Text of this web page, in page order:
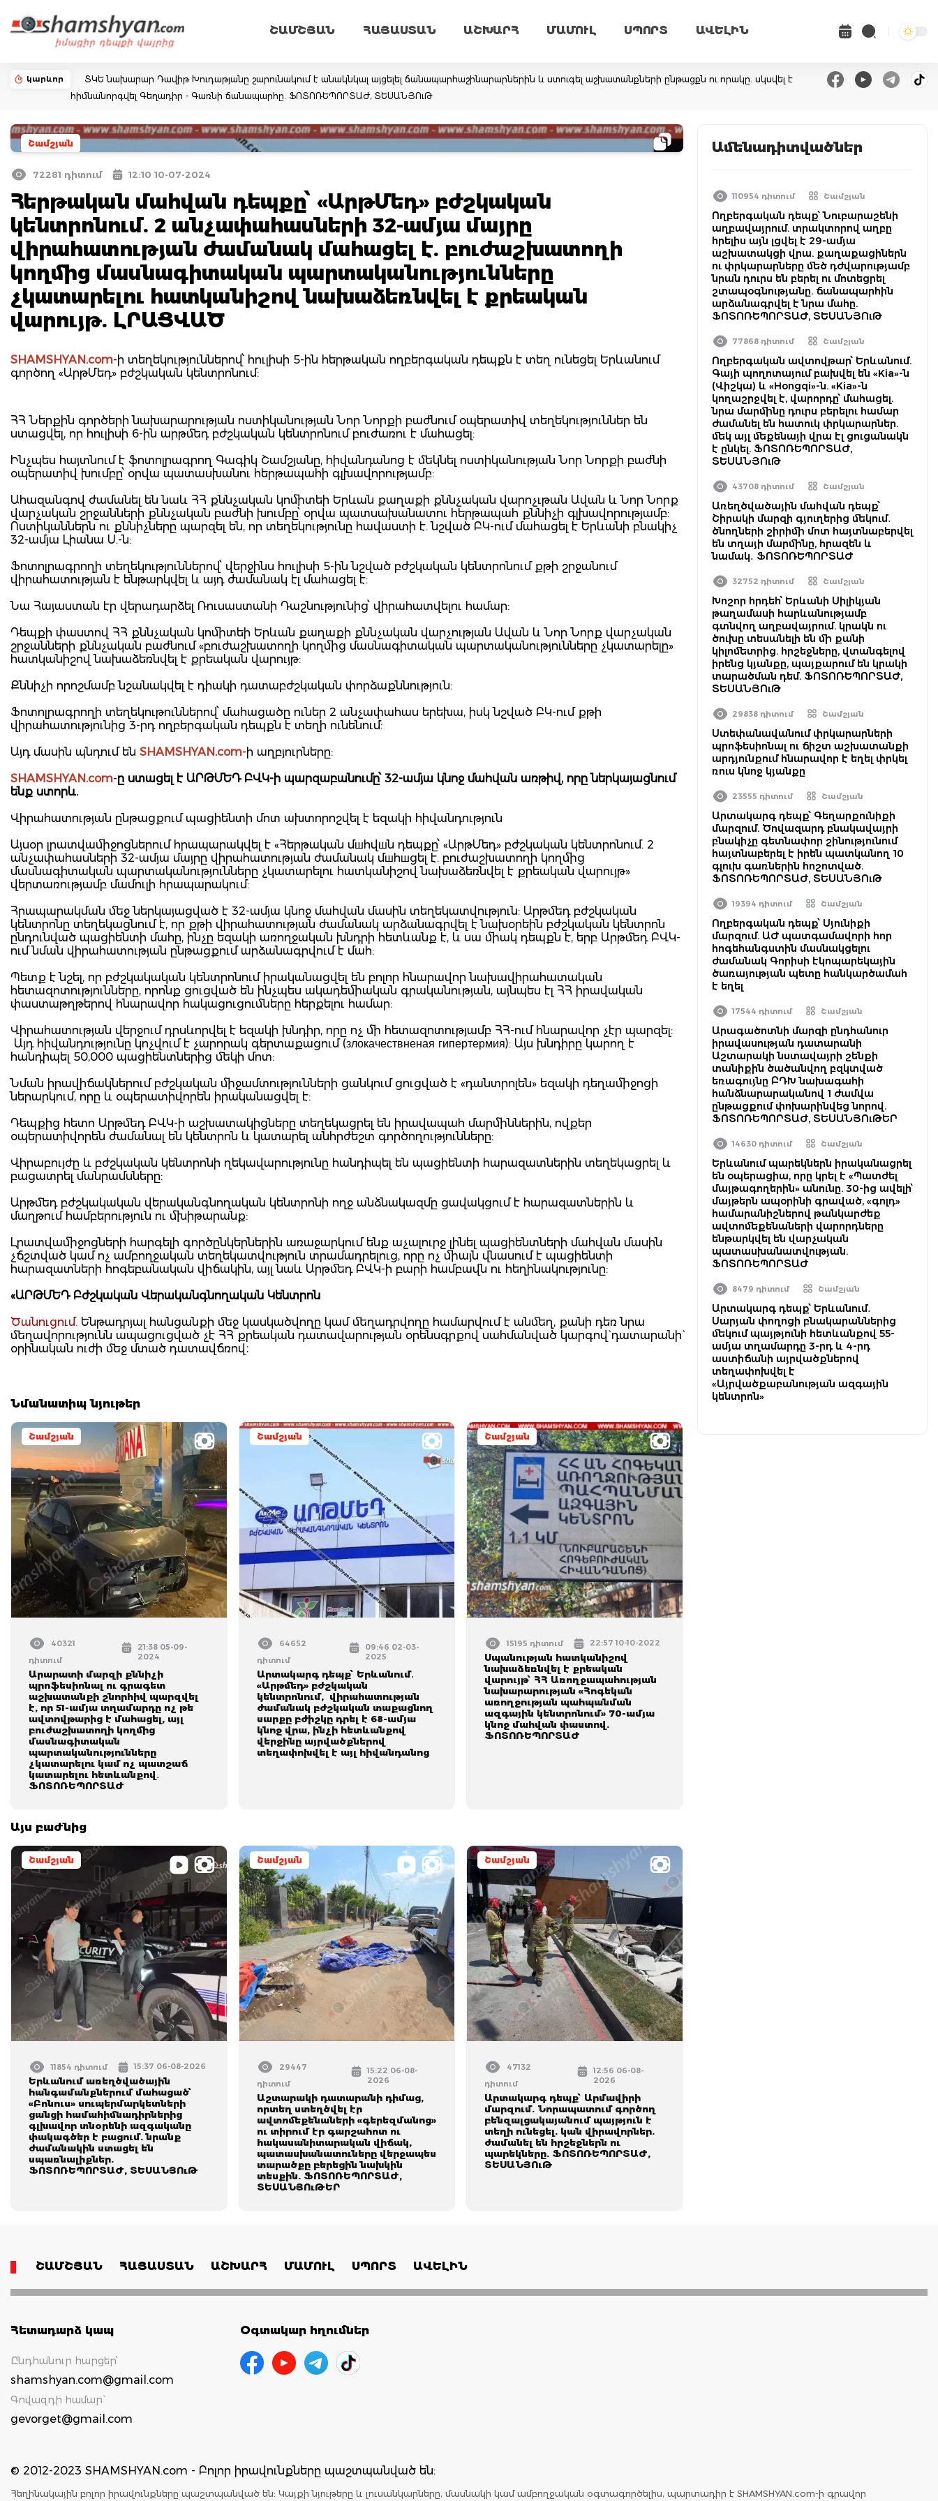
ՇԱՄՇՅԱՆ ՀԱՅԱՍՏԱՆ ԱՇԽԱՐՀ ՄԱՄՈՒԼ ՍՊՈՐՏ ԱՎԵԼԻՆ
կարևոր
ՏԿԵ նախարար Դավիթ Խուդաթյանը շարունակում է անակնկալ այցելել ճանապարհաշինարարներին և ստուգել աշխատանքների ընթացքն ու որակը. սկսվել է
հիմնանորգվել Գեղադիր - Գառնի ճանապարհը. ՖՈՏՈՌԵՊՈՐՏԱԺ, ՏԵՍԱՆՅՈւԹ
Շամշյան
72281 դիտում 12:10 10-07-2024
Հերթական մահվան դեպքը՝ «ԱրթՄեդ» բժշկական
կենտրոնում. 2 անչափահասների 32-ամյա մայրը
վիրահատության ժամանակ մահացել է. բուժաշխատողի
կողմից մասնագիտական պարտականությունները
չկատարելու հատկանիշով նախաձեռնվել է քրեական
վարույթ. ԼՐԱՑՎԱԾ
SHAMSHYAN.com-ի տեղեկություններով՝ հուլիսի 5-ին հերթական ողբերգական դեպքն է տեղ ունեցել Երևանում
գործող «ԱրթՄեդ» բժշկական կենտրոնում:
ՀՀ Ներքին գործերի նախարարության ոստիկանության Նոր Նորքի բաժնում օպերատիվ տեղեկություններ են
ստացվել, որ հուլիսի 6-ին արթմեդ բժշկական կենտրոնում բուժառու է մահացել:
Ինչպես հայտնում է ֆոտոլրագրող Գագիկ Շամշյանը, հիվանդանոց է մեկնել ոստիկանության Նոր Նորքի բաժնի
օպերատիվ խումբը՝ օրվա պատասխանու հերթապահի գլխավորությամբ:
Ահազանգով ժամանել են նաև ՀՀ քննչական կոմիտեի Երևան քաղաքի քննչական վարոչւթան Ավան և Նոր Նորք
վարչական շրջանների քննչական բաժնի խումբը՝ օրվա պատսախանատու հերթապահ քննիչի գլխավորությամբ:
Ոստիկաններն ու քննիչները պարզել են, որ տեղեկությունը հավաստի է. նշված ԲԿ-ում մահացել է Երևանի բնակիչ
32-ամյա Լիանա Ս.-ն:
Ֆոտոլրագրողի տեղեկություններով՝ վերջինս հուլիսի 5-ին նշված բժշկական կենտրոնում քթի շրջանում
վիրահատության է ենթարկվել և այդ ժամանակ էլ մահացել է:
Նա Հայաստան էր վերադարձել Ռուսաստանի Դաշնությունից՝ վիրահատվելու համար:
Դեպքի փաստով ՀՀ քննչական կոմիտեի Երևան քաղաքի քննչական վարչության Ավան և Նոր Նորք վարչական
շրջանների քննչական բաժնում «բուժաշխատողի կողմից մասնագիտական պարտականությունները չկատարելը»
հատկանիշով նախաձեռնվել է քրեական վարույթ:
Քննիչի որոշմամբ նշանակվել է դիակի դատաբժշկական փորձաքննություն:
Ֆոտոլրագրողի տեղեկութուններով՝ մահացածը ուներ 2 անչափահաս երեխա, իսկ նշված ԲԿ-ում քթի
վիրահատությունից 3-րդ ողբերգական դեպքն է տեղի ունենում:
Այդ մասին պնդում են SHAMSHYAN.com-ի աղբյուրները:
SHAMSHYAN.com-ը ստացել է ԱՐԹՄԵԴ ԲՎԿ-ի պարզաբանումը՝ 32-ամյա կնոջ մահվան առթիվ, որը ներկայացնում
ենք ստորև.
Վիրահատության ընթացքում պացիենտի մոտ ախտորոշվել է եզակի հիվանդություն
Այսօր լրատվամիջոցներում հրապարակվել է «Հերթական մшհվшն դեպքը՝ «ԱրթՄեդ» բժշկական կենտրոնում. 2
անչափահասների 32-ամյա մայրը վիրահատության ժամանակ մшհшցել է. բուժաշխատողի կողմից
մասնագիտական պարտականությունները չկատարելու հատկանիշով նախաձեռնվել է քրեական վարույթ»
վերտառությամբ մամուլի հրապարակում:
Հրապարակման մեջ ներկայացված է 32-ամյա կնոջ մահվան մասին տեղեկատվություն: Արթմեդ բժշկական
կենտրոնը տեղեկացնում է, որ քթի վիրահատության ժամանակ արձանագրվել է նախօրեին բժշկական կենտրոն
ընդունված պացիենտի մահը, ինչը եզակի առողջական խնդրի հետևանք է, և սա միակ դեպքն է, երբ Արթմեդ ԲՎԿ-
ում նման վիրահատության ընթացքում արձանագրվում է մահ:
Պետք է նշել, որ բժշկակական կենտրոնում իրականացվել են բոլոր հնարավոր նախավիրահատական
հետազոտությունները, որոնք ցուցված են ինչպես ակադեմիական գրականության, այնպես էլ ՀՀ իրավական
փաստաթղթերով հնարավոր հակացուցումները հերքելու համար:
Վիրահատության վերջում դրսևորվել է եզակի խնդիր, որը ոչ մի հետազոտությամբ ՀՀ-ում հնարավոր չէր պարզել:
Այդ հիվանդությունը կոչվում է չարորակ գերտաքացում (злокачествненая гипертермия): Այս խնդիրը կարող է
հանդիպել 50,000 պացիենտներից մեկի մոտ:
Նման իրավիճակներում բժշկական միջամտությունների ցանկում ցուցված է «դանտրոլեն» եզակի դեղամիջոցի
ներարկում, որը և օպերատիվորեն իրականացվել է:
Դեպքից հետո Արթմեդ ԲՎԿ-ի աշխատակիցները տեղեկացրել են իրավապահ մարմիններին, ովքեր
օպերատիվորեն ժամանալ են կենտրոն և կատարել անհրժեշտ գործողությունները:
Վիրաբույժը և բժշկական կենտրոնի ղեկավարությունը հանդիպել են պացիենտի հարազատներին տեղեկացրել և
բացատրել մանրամսները:
Արթմեդ բժշկակական վերականգնողական կենտրոնի ողջ անձնակազմը ցավակցում է հարազատներին և
մաղթում համբերություն ու մխիթարանք:
Լրատվամիջոցների հարգելի գործընկերներին առաջարկում ենք աչալուրջ լինել պացիենտների մահվան մասին
չճշտված կամ ոչ ամբողջական տեղեկատվություն տրամադրելուց, որը ոչ միայն վնասում է պացիենտի
հարազատների հոգեբանական վիճակին, այլ նաև Արթմեդ ԲՎԿ-ի բարի համբավն ու հեղինակությունը:
«ԱՐԹՄԵԴ Բժշկական Վերականգնողական Կենտրոն
Ծանուցում. Ենթադրյալ հանցանքի մեջ կասկածվողը կամ մեղադրվողը համարվում է անմեղ, քանի դեռ նրա
մեղավորությունն ապացուցված չէ ՀՀ քրեական դատավարության օրենսգրքով սահմանված կարգով` դատարանի`
օրինական ուժի մեջ մտած դատավճռով։
Նմանատիպ նյութեր
Շամշյան
40321
դիտում
21:38 05-09-
2024
Արարատի մարզի քննիչի
պրոֆեսիոնալ ու գրագետ
աշխատանքի շնորհիվ պարզվել
է, որ 51-ամյա տղամարդը ոչ թե
ավտովթարից է մահացել, այլ
բուժաշխատողի կողմից
մասնագիտական
պարտականությունները
չկատարելու կամ ոչ պատշաճ
կատարելու հետևանքով․
ՖՈՏՈՌԵՊՈՐՏԱԺ
Շամշյան
64652
դիտում
09:46 02-03-
2025
Արտակարգ դեպք՝ Երևանում․
«Արթմեդ» բժշկական
կենտրոնում, վիրահատության
ժամանակ բժշկական տաքացնող
սարքը բժիշկը դրել է 68-ամյա
կնոջ վրա, ինչի հետևանքով
վերջինը այրվածքներով
տեղափոխվել է այլ հիվանդանոց
Շամշյան
15195 դիտում 22:57 10-10-2022
Սպանության հատկանիշով
նախաձեռնվել է քրեական
վարույթ՝ ՀՀ Առողջապահության
նախարարության «Հոգեկան
առողջության պահպանման
ազգային կենտրոնում» 70-ամյա
կնոջ մահվան փաստով.
ՖՈՏՈՌԵՊՈՐՏԱԺ
Այս բաժնից
Շամշյան
11854 դիտում 15:37 06-08-2026
Երևանում առեղծվածային
հանգամանքներում մահացած՝
«Բոնուս» սուպերմարկետների
ցանցի համահիմնադիրներից
գլխավոր տնօրենի ազգականը
փակագծեր է բացում. նրանք
ժամանակին ստացել են
սպառնալիքներ.
ՖՈՏՈՌԵՊՈՐՏԱԺ, ՏԵՍԱՆՅՈւԹ
Շամշյան
29447
դիտում
15:22 06-08-
2026
Աշտարակի դատարանի դիմաց,
որտեղ ստեղծվել էր
ավտոմեքենաների «գերեզմանոց»
ու տիրում էր գարշահոտ ու
հակասանիտարական վիճակ,
պատասխանատուները վերջապես
տարածքը բերեցին նախկին
տեսքին. ՖՈՏՈՌԵՊՈՐՏԱԺ,
ՏԵՍԱՆՅՈւԹԵՐ
Շամշյան
47132
դիտում
12:56 06-08-
2026
Արտակարգ դեպք՝ Արմավիրի
մարզում. Նորապատում գործող
բենզալցակայանում պայթյուն է
տեղի ունեցել. կան վիրավորներ.
ժամանել են հրշեջներն ու
պարեկները. ՖՈՏՈՌԵՊՈՐՏԱԺ,
ՏԵՍԱՆՅՈւԹ
Ամենադիտվածներ
110954 դիտում Շամշյան
Ողբերգական դեպք՝ Նուբարաշենի
աղբավայրում. տրակտորով աղբը
հրելիս այն լցվել է 29-ամյա
աշխատակցի վրա. քաղաքացիներն
ու փրկարարները մեծ դժվարությամբ
նրան դուրս են բերել ու մոտեցրել
շտապօգնությանը. ճանապարհին
արձանագրվել է նրա մահը.
ՖՈՏՈՌԵՊՈՐՏԱԺ, ՏԵՍԱՆՅՈւԹ
77868 դիտում Շամշյան
Ողբերգական ավտովթար՝ Երևանում.
Գայի պողոտայում բախվել են «Kia»-ն
(Վիշկա) և «Hongqi»-ն. «Kia»-ն
կողաշրջվել է, վարորդը՝ մահացել.
նրա մարմինը դուրս բերելու համար
ժամանել են հատուկ փրկարարներ.
մեկ այլ մեքենայի վրա էլ ցուցանակն
է ընկել. ՖՈՏՈՌԵՊՈՐՏԱԺ,
ՏԵՍԱՆՅՈւԹ
43708 դիտում Շամշյան
Առեղծվածային մահվան դեպք՝
Շիրակի մարզի գյուղերից մեկում․
ծնողների շիրիմի մոտ հայտնաբերվել
են տղայի մարմինը, հրազեն և
նամակ․ ՖՈՏՈՌԵՊՈՐՏԱԺ
32752 դիտում Շամշյան
Խոշոր հրդեհ՝ Երևանի Սիլիկյան
թաղամասի հարևանությամբ
գտնվող աղբավայրում. կրակն ու
ծուխը տեսանելի են մի քանի
կիլոմետրից. հրշեջները, վտանգելով
իրենց կյանքը, պայքարում են կրակի
տարածման դեմ. ՖՈՏՈՌԵՊՈՐՏԱԺ,
ՏԵՍԱՆՅՈւԹ
29838 դիտում Շամշյան
Ստեփանավանում փրկարարների
պրոֆեսիոնալ ու ճիշտ աշխատանքի
արդյունքում հնարավոր է եղել փրկել
ռուս կնոջ կյանքը
23555 դիտում Շամշյան
Արտակարգ դեպք՝ Գեղարքունիքի
մարզում. Ծովազարդ բնակավայրի
բնակիչը գետնափոր շինությունում
հայտնաբերել է իրեն պատկանող 10
գլուխ գառներին հոշոտված.
ՖՈՏՈՌԵՊՈՐՏԱԺ, ՏԵՍԱՆՅՈւԹ
19394 դիտում Շամշյան
Ողբերգական դեպք՝ Սյունիքի
մարզում. ԱԺ պատգամավորի հոր
հոգեհանգստին մասնակցելու
ժամանակ Գորիսի էկոպարեկային
ծառայության պետը հանկարծամահ
է եղել
17544 դիտում Շամշյան
Արագածոտնի մարզի ընդհանուր
իրավասության դատարանի
Աշտարակի նստավայրի շենքի
տանիքին ծածանվող բզկտված
եռագույնը ԲԴԽ նախագահի
հանձնարարականով 1 ժամվա
ընթացքում փոխարինվեց նորով.
ՖՈՏՈՌԵՊՈՐՏԱԺ, ՏԵՍԱՆՅՈւԹԵՐ
14630 դիտում Շամշյան
Երևանում պարեկներն իրականացրել
են օպերացիա, որը կրել է «Պատժել
մայթագողերին» անունը. 30-ից ավելի՝
մայթերն ապօրինի գրաված, «գոլդ»
համարանիշներով թանկարժեք
ավտոմեքենաների վարորդները
ենթարկվել են վարչական
պատասխանատվության.
ՖՈՏՈՌԵՊՈՐՏԱԺ
8479 դիտում Շամշյան
Արտակարգ դեպք՝ Երևանում․
Սարյան փողոցի բնակարաններից
մեկում պայթյունի հետևանքով 55-
ամյա տղամարդը 3-րդ և 4-րդ
աստիճանի այրվածքներով
տեղափոխվել է
«Այրվածքաբանության ազգային
կենտրոն»
ՇԱՄՇՅԱՆ ՀԱՅԱՍՏԱՆ ԱՇԽԱՐՀ ՄԱՄՈՒԼ ՍՊՈՐՏ ԱՎԵԼԻՆ
Հետադարձ կապ
Ընդհանուր հարցեր՝
shamshyan.com@gmail.com
Գովազդի համար`
gevorget@gmail.com
Օգտակար հղումներ
© 2012-2023 SHAMSHYAN.com - Բոլոր իրավունքները պաշտպանված են:
Հեղինակային բոլոր իրավունքները պաշտպանված են: Կայքի նյութերը և լուսանկարները, մասնակի կամ ամբողջական օգտագործելիս, պարտադիր է SHAMSHYAN.com-ի գրավոր